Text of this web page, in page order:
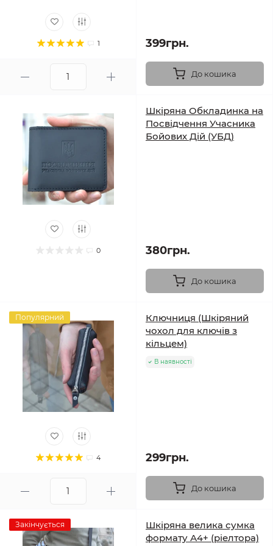
1 399грн.
До кошика
0
Шкіряна Обкладинка на
Посвідчення Учасника
Бойових Дій (УБД)
380грн.
До кошика
Популярний
4
Ключниця (Шкіряний
чохол для ключів з
кільцем)
В наявності
299грн.
До кошика
Закінчується
Шкіряна велика сумка
формату А4+ (ріелтора)